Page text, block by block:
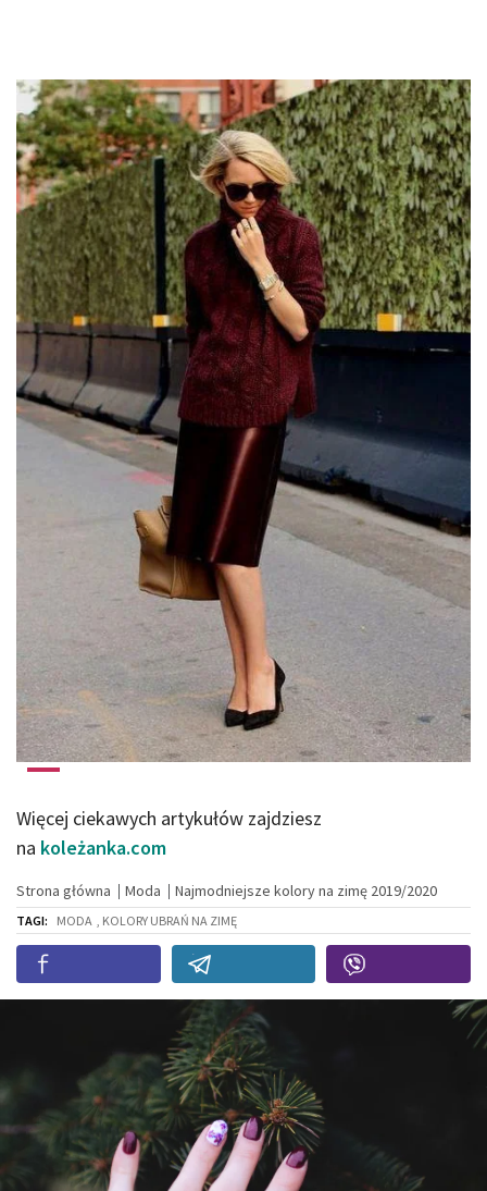
Więcej ciekawych artykułów zajdziesz
na koleżanka.com
Strona główna Moda Najmodniejsze kolory na zimę 2019/2020
TAGI: MODA , KOLORY UBRAŃ NA ZIMĘ